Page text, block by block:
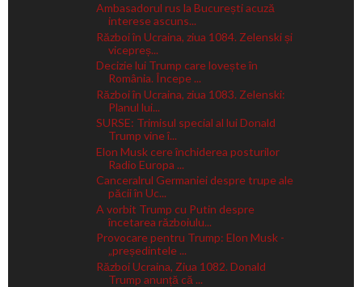
Ambasadorul rus la București acuză
interese ascuns...
Război în Ucraina, ziua 1084. Zelenski și
vicepreș...
Decizie lui Trump care lovește în
România. Începe ...
Război în Ucraina, ziua 1083. Zelenski:
Planul lui...
SURSE: Trimisul special al lui Donald
Trump vine î...
Elon Musk cere închiderea posturilor
Radio Europa ...
Canceralrul Germaniei despre trupe ale
păcii în Uc...
A vorbit Trump cu Putin despre
încetarea războiulu...
Provocare pentru Trump: Elon Musk -
„președintele ...
Război Ucraina, Ziua 1082. Donald
Trump anunță că ...